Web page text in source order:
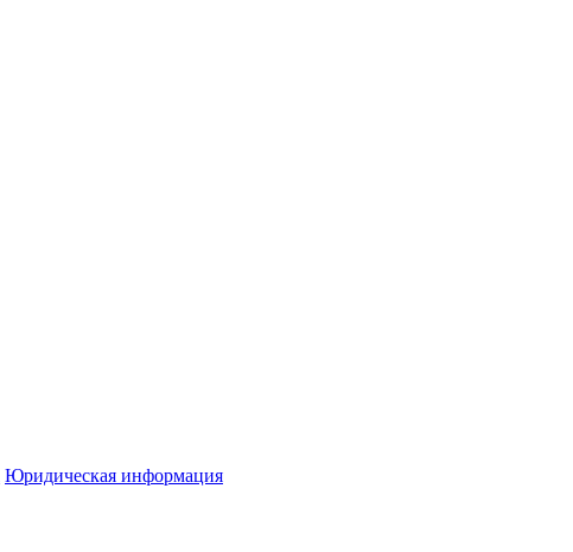
Юридическая информация